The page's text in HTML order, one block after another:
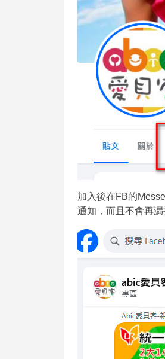
加入後在FB的
通知，而且不會再漏